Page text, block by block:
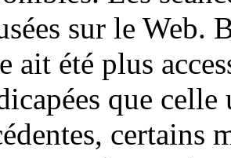
sur le Web.
ait été plus
que
certains